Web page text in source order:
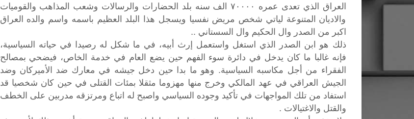
العراق الذي تعدى عمره ٧٠٠٠٠ الف سنه بلد الحضارات والرسالات وشعب المذاهب والقوميات
والاديان المتنوعة لياتي شخص مريض نفسيا ويسجل هذا البلد العظيم باسمه واسم والده العراق
اكبر من الصدر وال الحكيم وال السستاني ..
ذلك هو ابن الصدر الذي استغل واستعمل إرث أبيه، في ما شكل له رصيدا في حياته السياسية،
فإنه غالبا ما كان يدخل في دائرة سوء الفهم حين يضع العام في خدمة الخاص، فيضحي بمصالح
الفقراء من أجل مكاسبه السياسية. وهو ما بدا حين دخل جيشه في معارك ضد الأميركان وضد
الجيش العراقي في عهد المالكي وخرج منها مهزوما مثقلا بمئات القتلى في حين كان شخصيا قد
استفاد من تلك المواجهات في تأكيد وجوده السياسي واصبح له اتباع ومرتزقه مدربين على الخطف
والقتل والاغتيالات .